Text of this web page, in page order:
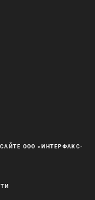
ООО «ИНТЕРФАКС-